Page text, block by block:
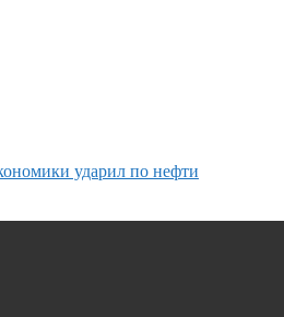
ударил по нефти